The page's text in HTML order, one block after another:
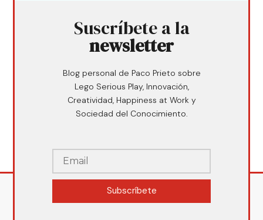
Suscríbete a la
newsletter
Blog personal de Paco Prieto sobre
Lego Serious Play, Innovación,
Creatividad, Happiness at Work y
Sociedad del Conocimiento.
Subscríbete